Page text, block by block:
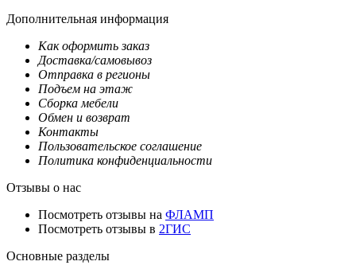
Дополнительная информация
Как оформить заказ
Доставка/самовывоз
Отправка в регионы
Подъем на этаж
Сборка мебели
Обмен и возврат
Контакты
Пользовательское соглашение
Политика конфиденциальности
Отзывы о нас
Посмотреть отзывы на ФЛАМП
Посмотреть отзывы в 2ГИС
Основные разделы